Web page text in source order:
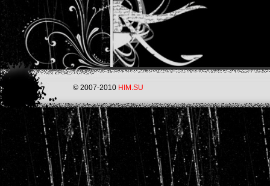
© 2007-2010 HIM.SU